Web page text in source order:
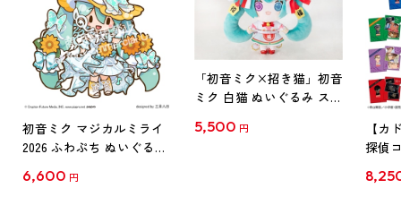
初音ミク マジカルミライ
2026 ふわぷち ぬいぐるみ
6,600 円
「初音ミク×招き猫」初音
ミク 白猫 ぬいぐるみ スタ
5,500 円
【カ
探偵
クリ